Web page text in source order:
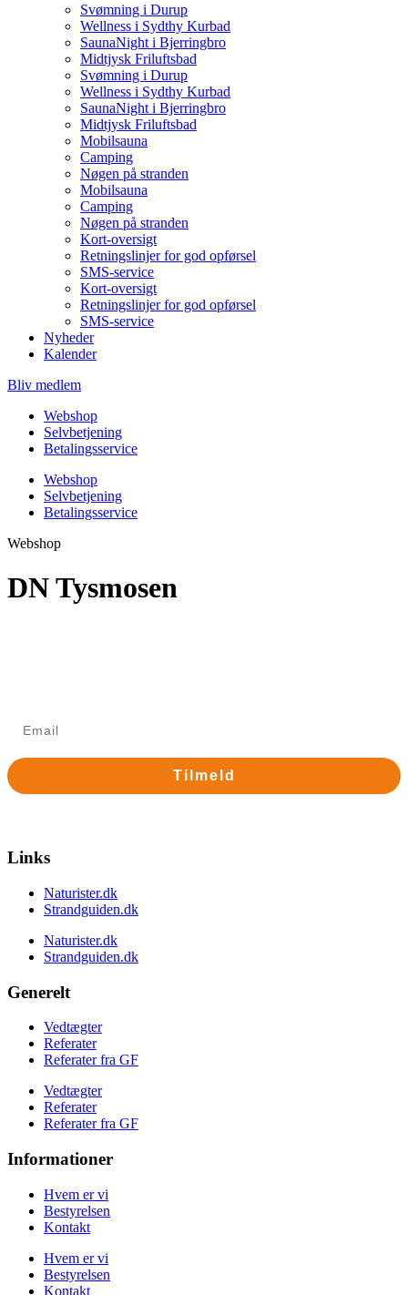
Svømning i Durup
Wellness i Sydthy Kurbad
SaunaNight i Bjerringbro
Midtjysk Friluftsbad
Svømning i Durup
Wellness i Sydthy Kurbad
SaunaNight i Bjerringbro
Midtjysk Friluftsbad
Mobilsauna
Camping
Nøgen på stranden
Mobilsauna
Camping
Nøgen på stranden
Kort-oversigt
Retningslinjer for god opførsel
SMS-service
Kort-oversigt
Retningslinjer for god opførsel
SMS-service
Nyheder
Kalender
Bliv medlem
Webshop
Selvbetjening
Betalingsservice
Webshop
Selvbetjening
Betalingsservice
Webshop
DN Tysmosen
Tilmeld
Links
Naturister.dk
Strandguiden.dk
Naturister.dk
Strandguiden.dk
Generelt
Vedtægter
Referater
Referater fra GF
Vedtægter
Referater
Referater fra GF
Informationer
Hvem er vi
Bestyrelsen
Kontakt
Hvem er vi
Bestyrelsen
Kontakt